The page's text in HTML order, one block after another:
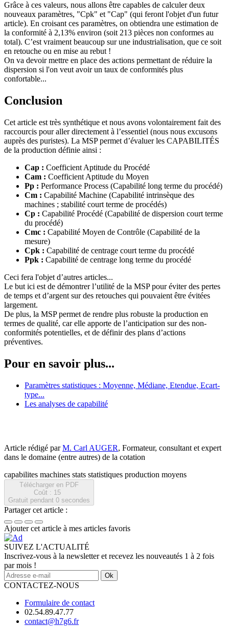
Grâce à ces valeurs, nous allons être capables de calculer deux
nouveaux paramètres, "Cpk" et "Cap" (qui feront l'objet d'un futur
article). En croisant ces paramètres, on obtiendra une estimation de
la conformité à 2,13% environ (soit 213 pièces non conformes au
total). C’est vraiment beaucoup sur une industrialisation, que ce soit
en retouche ou en mise au rebut !
On va devoir mettre en place des actions permettant de réduire la
dispersion si l'on veut avoir un taux de conformités plus
confortable...
Conclusion
Cet article est très synthétique et nous avons volontairement fait des
raccourcis pour aller directement à l’essentiel (nous nous excusons
auprès des puristes). La MSP permet d’évaluer les CAPABILITÉS
de la production définie ainsi :
Cap : Coefficient Aptitude du Procédé
Cam : Coefficient Aptitude du Moyen
Pp : Performance Process (Capabilité long terme du procédé)
Cm : Capabilité Machine (Capabilité intrinsèque des
machines ; stabilité court terme de procédés)
Cp : Capabilité Procédé (Capabilité de dispersion court terme
du procédé)
Cmc : Capabilité Moyen de Contrôle (Capabilité de la
mesure)
Cpk : Capabilité de centrage court terme du procédé
Ppk : Capabilité de centrage long terme du procédé
Ceci fera l'objet d’autres articles...
Le but ici est de démontrer l’utilité de la MSP pour éviter des pertes
de temps et d’argent sur des retouches qui pouvaient être évitées
largement.
De plus, la MSP permet de rendre plus robuste la production en
termes de qualité, car elle apporte de l’anticipation sur des non-
conformités potentielles, et de définir des plans d’actions
préventives.
Pour en savoir plus...
Paramètres statistiques : Moyenne, Médiane, Etendue, Ecart-
type...
Les analyses de capabilité
Article rédigé parM. Carl AUGER, Formateur, consultant et expert
dans le domaine (entre autres) de la cotation
capabilites machines stats statistiques production moyens
Télécharger en PDF
Coût : 15
Gratuit pendant 0 secondes
Partager cet article :
Ajouter cet article à mes articles favoris
SUIVEZ L'ACTUALITÉ
Inscrivez-vous à la newsletter et recevez les nouveautés 1 à 2 fois
par mois !
Ok
CONTACTEZ-NOUS
Formulaire de contact
02.54.89.47.77
contact@h7g6.fr